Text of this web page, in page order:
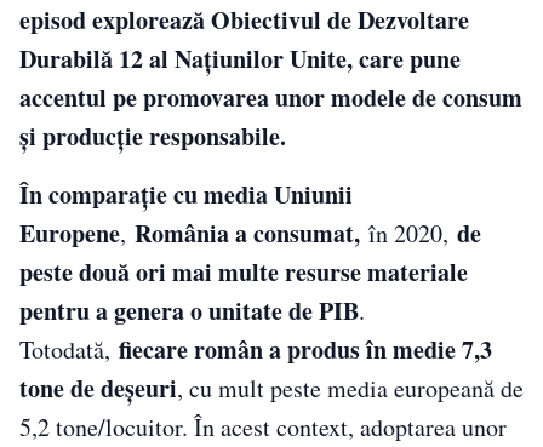
episod explorează Obiectivul de Dezvoltare
Durabilă 12 al Națiunilor Unite, care pune
accentul pe promovarea unor modele de consum
și producție responsabile.
În comparație cu media Uniunii
Europene, România a consumat,în 2020, de
peste două ori mai multe resurse materiale
pentru a genera o unitate de PIB.
Totodată, fiecare român a produs în medie 7,3
tone de deșeuri, cu mult peste media europeană de
5,2 tone/locuitor. În acest context, adoptarea unor